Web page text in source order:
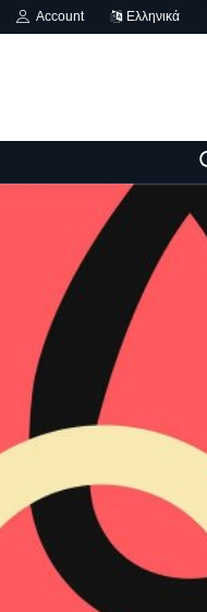
Account Ελληνικά